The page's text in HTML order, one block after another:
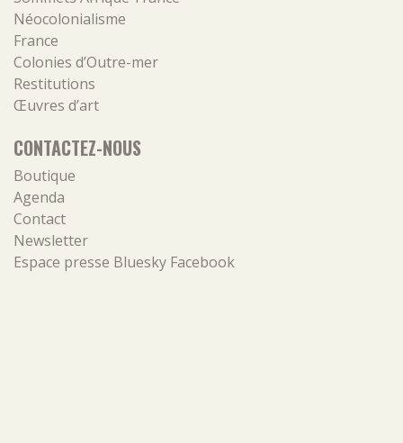
Néocolonialisme
France
Colonies d’Outre-mer
Restitutions
Œuvres d’art
CONTACTEZ-NOUS
Boutique
Agenda
Contact
Newsletter
Espace presse Bluesky Facebook